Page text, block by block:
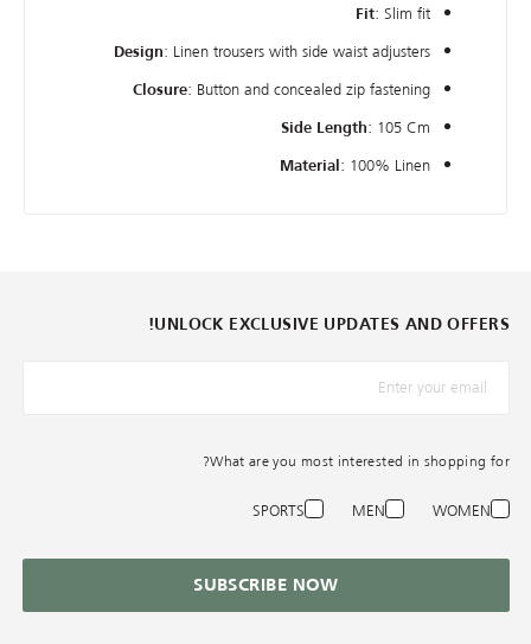
Fit: Slim fit
Design: Linen trousers with side waist adjusters
Closure: Button and concealed zip fastening
Side Length: 105 Cm
Material : 100% Linen
UNLOCK EXCLUSIVE UPDATES AND OFFERS!
*البريد الإلكترونيّ
What are you most interested in shopping for?
WOMEN
MEN
SPORTS
SUBSCRIBE NOW